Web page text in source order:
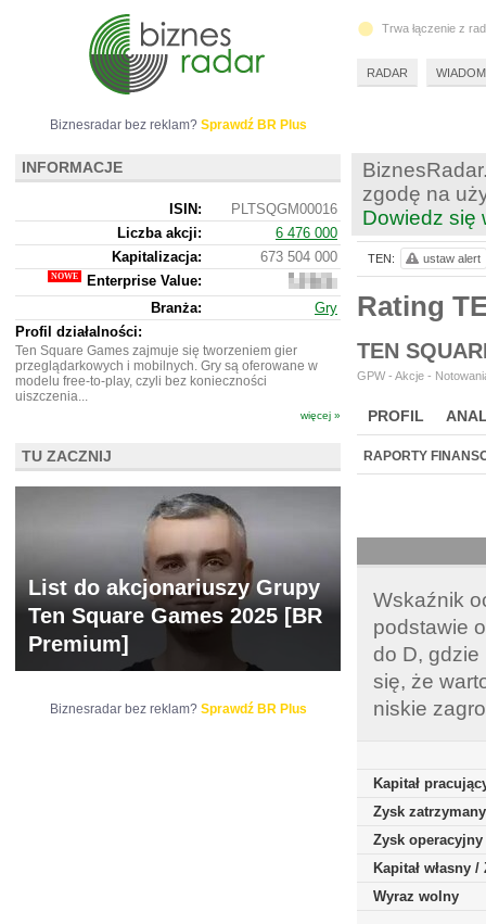
zgodę na
Dowiedz się
Rating
TEN
GPW - Akcje -
PROFIL
WYCENA BR
RAPORTY
Wskaźnik
podstawie
do D, gdzie
się, że
niskie
Kapitał
Zysk
Zysk operacyjny
Kapitał własny
Wyraz wolny
TEN: ustaw alert
Biznesradar bez reklam? Sprawdź BR Plus
INFORMACJE
ISIN:
PLTSQGM00016
Liczba akcji:
6 476 000
Kapitalizacja:
673 504 000
Enterprise Value:
539
373
000
Branża:
Gry
Profil działalności:
Ten Square Games zajmuje się tworzeniem gier
przeglądarkowych i mobilnych. Gry są oferowane w
modelu free-to-play, czyli bez konieczności
uiszczenia...
więcej »
TU ZACZNIJ
List do akcjonariuszy Grupy
Ten Square Games 2025 [BR
Premium]
Biznesradar bez reklam? Sprawdź BR Plus
Trwa łączenie z
RADAR